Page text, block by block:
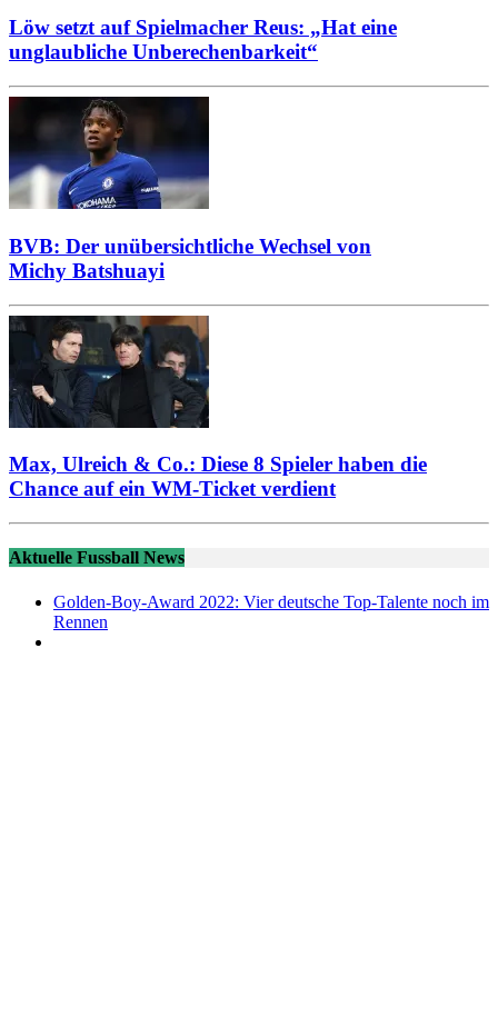
Löw setzt auf Spielmacher Reus: „Hat eine
unglaubliche Unberechenbarkeit“
BVB: Der unübersichtliche Wechsel von
Michy Batshuayi
Max, Ulreich & Co.: Diese 8 Spieler haben die
Chance auf ein WM-Ticket verdient
Aktuelle Fussball News
Golden-Boy-Award 2022: Vier deutsche Top-Talente noch im
Rennen